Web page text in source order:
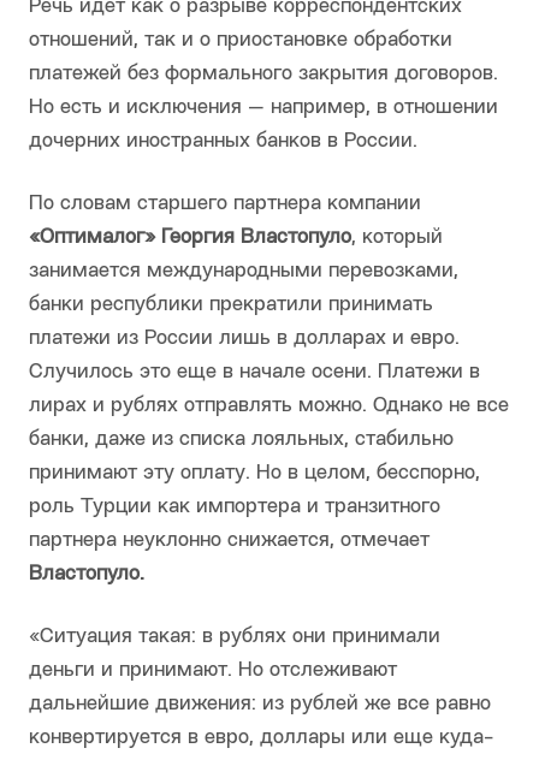
Речь идет как о разрыве корреспондентских
отношений, так и о приостановке обработки
платежей без формального закрытия договоров.
Но есть и исключения — например, в отношении
дочерних иностранных банков в России.
По словам старшего партнера компании
«Оптималог» Георгия Властопуло, который
занимается международными перевозками,
банки республики прекратили принимать
платежи из России лишь в долларах и евро.
Случилось это еще в начале осени. Платежи в
лирах и рублях отправлять можно. Однако не все
банки, даже из списка лояльных, стабильно
принимают эту оплату. Но в целом, бесспорно,
роль Турции как импортера и транзитного
партнера неуклонно снижается, отмечает
Властопуло.
«Ситуация такая: в рублях они принимали
деньги и принимают. Но отслеживают
дальнейшие движения: из рублей же все равно
конвертируется в евро, доллары или еще куда-